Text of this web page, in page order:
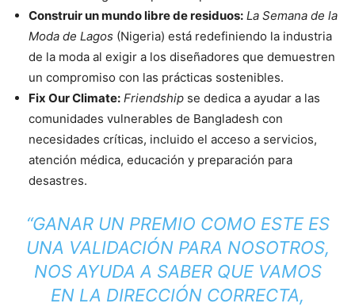
Construir un mundo libre de residuos: La Semana de la
Moda de Lagos (Nigeria) está redefiniendo la industria
de la moda al exigir a los diseñadores que demuestren
un compromiso con las prácticas sostenibles.
Fix Our Climate: Friendship se dedica a ayudar a las
comunidades vulnerables de Bangladesh con
necesidades críticas, incluido el acceso a servicios,
atención médica, educación y preparación para
desastres.
“GANAR UN PREMIO COMO ESTE ES
UNA VALIDACIÓN PARA NOSOTROS,
NOS AYUDA A SABER QUE VAMOS
EN LA DIRECCIÓN CORRECTA,